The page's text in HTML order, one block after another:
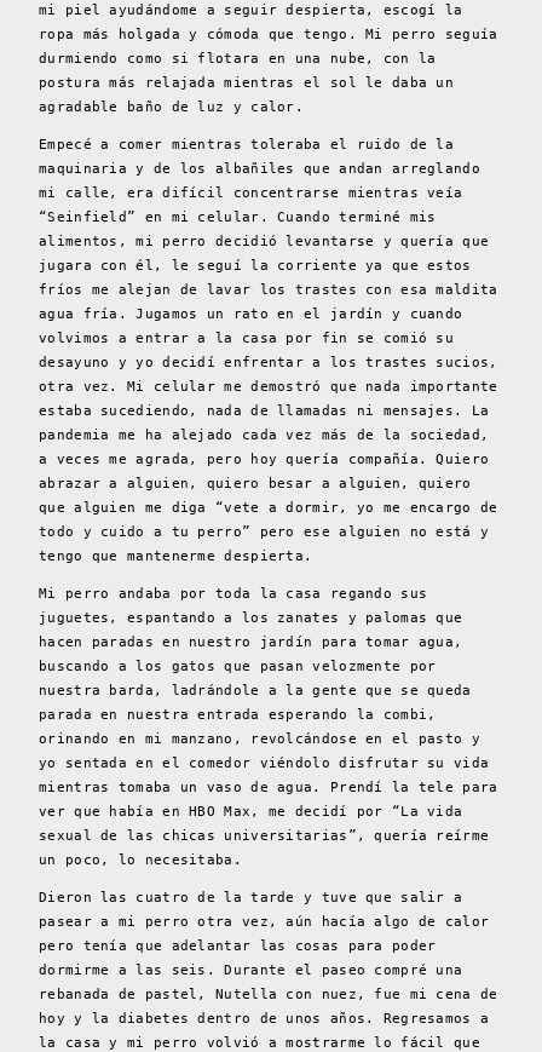
mi piel ayudándome a seguir despierta, escogí la
ropa más holgada y cómoda que tengo. Mi perro seguía
durmiendo como si flotara en una nube, con la
postura más relajada mientras el sol le daba un
agradable baño de luz y calor.
Empecé a comer mientras toleraba el ruido de la
maquinaria y de los albañiles que andan arreglando
mi calle, era difícil concentrarse mientras veía
“Seinfield” en mi celular. Cuando terminé mis
alimentos, mi perro decidió levantarse y quería que
jugara con él, le seguí la corriente ya que estos
fríos me alejan de lavar los trastes con esa maldita
agua fría. Jugamos un rato en el jardín y cuando
volvimos a entrar a la casa por fin se comió su
desayuno y yo decidí enfrentar a los trastes sucios,
otra vez. Mi celular me demostró que nada importante
estaba sucediendo, nada de llamadas ni mensajes. La
pandemia me ha alejado cada vez más de la sociedad,
a veces me agrada, pero hoy quería compañía. Quiero
abrazar a alguien, quiero besar a alguien, quiero
que alguien me diga “vete a dormir, yo me encargo de
todo y cuido a tu perro” pero ese alguien no está y
tengo que mantenerme despierta.
Mi perro andaba por toda la casa regando sus
juguetes, espantando a los zanates y palomas que
hacen paradas en nuestro jardín para tomar agua,
buscando a los gatos que pasan velozmente por
nuestra barda, ladrándole a la gente que se queda
parada en nuestra entrada esperando la combi,
orinando en mi manzano, revolcándose en el pasto y
yo sentada en el comedor viéndolo disfrutar su vida
mientras tomaba un vaso de agua. Prendí la tele para
ver que había en HBO Max, me decidí por “La vida
sexual de las chicas universitarias”, quería reírme
un poco, lo necesitaba.
Dieron las cuatro de la tarde y tuve que salir a
pasear a mi perro otra vez, aún hacía algo de calor
pero tenía que adelantar las cosas para poder
dormirme a las seis. Durante el paseo compré una
rebanada de pastel, Nutella con nuez, fue mi cena de
hoy y la diabetes dentro de unos años. Regresamos a
la casa y mi perro volvió a mostrarme lo fácil que